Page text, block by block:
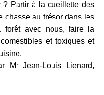
? Partir à la cueillette des
chasse au trésor dans les
forêt avec nous, faire la
et toxiques et
Mr Jean-Louis Lienard,